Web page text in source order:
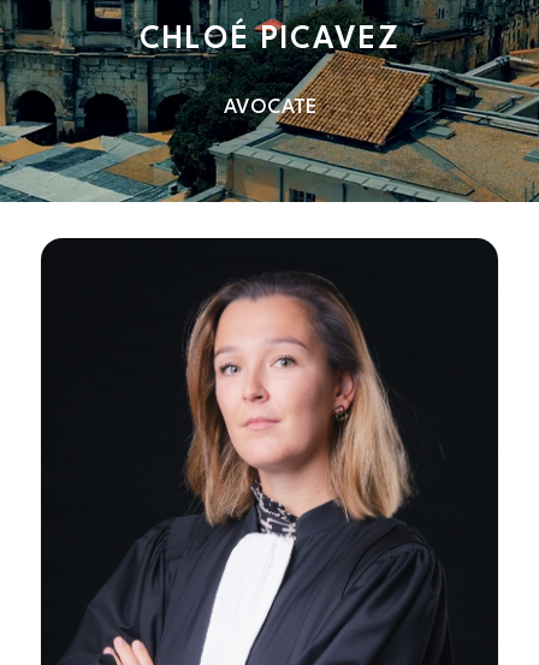
CHLOÉ PICAVEZ
AVOCATE